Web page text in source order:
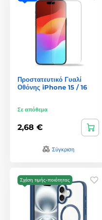
Προστατευτικό Γυαλί
Οθόνης iPhone 15 / 16
Σε απόθεμα
2,68 €
Σύγκριση
Σχέση τιμής-ποιότητας